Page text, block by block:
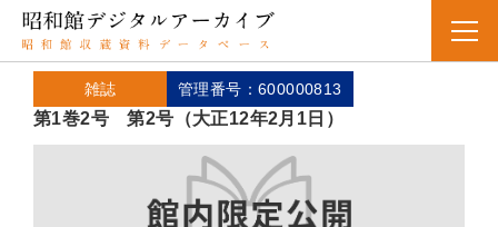
雑誌 管理番号：600000813
第1巻2号 第2号（大正12年2月1日）